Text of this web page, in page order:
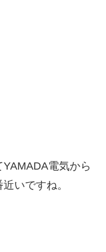
電気から
いですね。